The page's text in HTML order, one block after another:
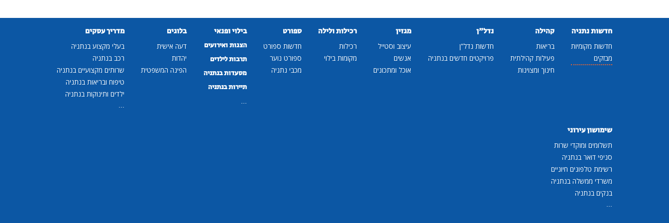
חדשות נתניה
חדשות מקומיות
מבזקים
קהילה
בריאות
פעילות קהילתית
חינוך ומצוינות
נדל"ן
חדשות נדל"ן
פרויקטים חדשים בנתניה
מגזין
עיצוב וסטייל
אנשים
אוכל ומתכונים
רכילות ולילה
רכילות
מקומות בילוי
ספורט
חדשות ספורט
ספורט נוער
מכבי נתניה
בילוי ופנאי
הצגות ואירועים
תרבות לילדים
מסעדות בנתניה
תיירות בנתניה
...
בלוגים
דעה אישית
יהדות
הפינה המשפטית
מדריך עסקים
בעלי מקצוע בנתניה
רכב בנתניה
שרותים מקצועיים בנתניה
טיפוח ובריאות בנתניה
ילדים ותינוקות בנתניה
...
שימושון עירוני
תשלומים ומוקדי שרות
סניפי דואר בנתניה
רשימת טלפונים חיוניים
משרדי ממשלה בנתניה
בנקים בנתניה
...